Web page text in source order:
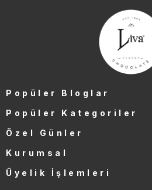
Popüler Bloglar
Popüler Kategoriler
Özel Günler
Kurumsal
Üyelik İşlemleri